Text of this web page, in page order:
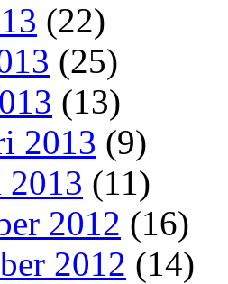
(22)
(25)
(13)
2013 (9)
2013 (11)
2012 (16)
2012 (14)